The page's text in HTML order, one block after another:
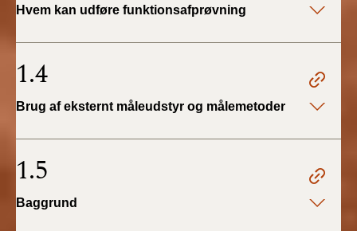
2019)
2018)
BR15 (2015-2018)
Hvem kan udføre funktionsafprøvning
1.4
Brug af eksternt måleudstyr og målemetoder
1.5
Baggrund